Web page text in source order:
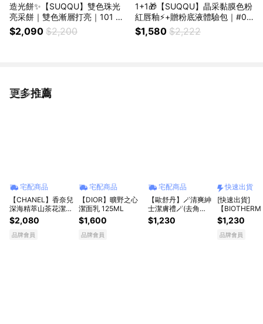
造光餅✨【SUQQU】雙色珠光
亮采餅｜雙色漸層打亮｜101 夢
見艷｜打亮天花板｜肌膚自體發
光｜生日快樂｜交換禮物｜送禮
$2,090 $2,200
1+1🎁【SUQQU】晶采黏膜色粉
紅唇釉⚡+贈粉底液體驗包｜#06
初々咲｜唇彩唇蜜｜🚚快速出貨
｜護唇保養｜獨創刷頭｜送禮自
$1,580 $2,222
更多推薦
看更多
宅配商品
【CHANEL】香奈兒
深海精萃山茶花潔顏
慕斯150ml
$2,080
品牌會員
宅配商品
【DIOR】曠野之心
潔面乳 125ML
$1,600
品牌會員
宅配商品
【歐舒丹】🪄清爽紳
士潔膚禮🪄(去角質
洗面乳+沐浴膠+禮
盒) 簡約男士 💙質感
$1,230
快速出貨
[快速出貨]
【
泉】祝熱情大
子座生日快樂
清潔保養禮盒
$1,230
品牌會員